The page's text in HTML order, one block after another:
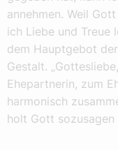
annehmen. Weil
ich Liebe und Treue
dem Hauptgebot
Gestalt.
Ehepartnerin, zum
harmonisch
holt Gott sozusagen